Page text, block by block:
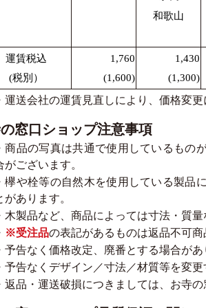
和歌山
運賃税込
(税別）
1,760
(1,600)
1,430
(1,300)
運送会社の運賃見直しにより、価格変
窓口ショップ注意事項
商品の写真は共通で使用しているもの
がございます。
欅や栓等の自然木を使用している製品
があります。
木製品など、商品によっては寸法・質量
※受注品の表記があるものは返品不可商
予告なく価格改定、廃番とする場合があ
予告なくデザイン／寸法／材質等を変更
返品・運送破損につきましては、お寺